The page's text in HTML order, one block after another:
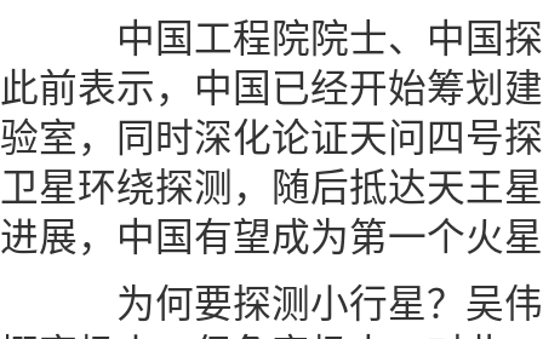
中国工程院院士、中国探
此前表示，中国已经开始筹划
验室，同时深化论证天问四号
卫星环绕探测，随后抵达天王
进展，中国有望成为第一个火
为何要探测小行星？吴伟